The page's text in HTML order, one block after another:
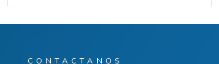
CONTACTANOS